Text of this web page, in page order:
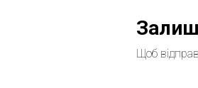
Щоб